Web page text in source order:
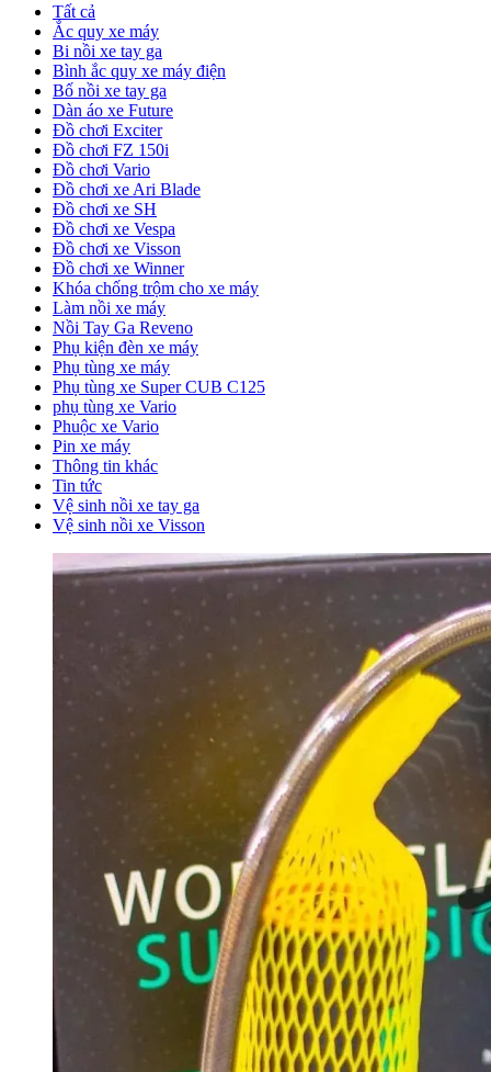
Tất cả
Ắc quy xe máy
Bi nồi xe tay ga
Bình ắc quy xe máy điện
Bố nồi xe tay ga
Dàn áo xe Future
Đồ chơi Exciter
Đồ chơi FZ 150i
Đồ chơi Vario
Đồ chơi xe Ari Blade
Đồ chơi xe SH
Đồ chơi xe Vespa
Đồ chơi xe Visson
Đồ chơi xe Winner
Khóa chống trộm cho xe máy
Làm nồi xe máy
Nồi Tay Ga Reveno
Phụ kiện đèn xe máy
Phụ tùng xe máy
Phụ tùng xe Super CUB C125
phụ tùng xe Vario
Phuộc xe Vario
Pin xe máy
Thông tin khác
Tin tức
Vệ sinh nồi xe tay ga
Vệ sinh nồi xe Visson